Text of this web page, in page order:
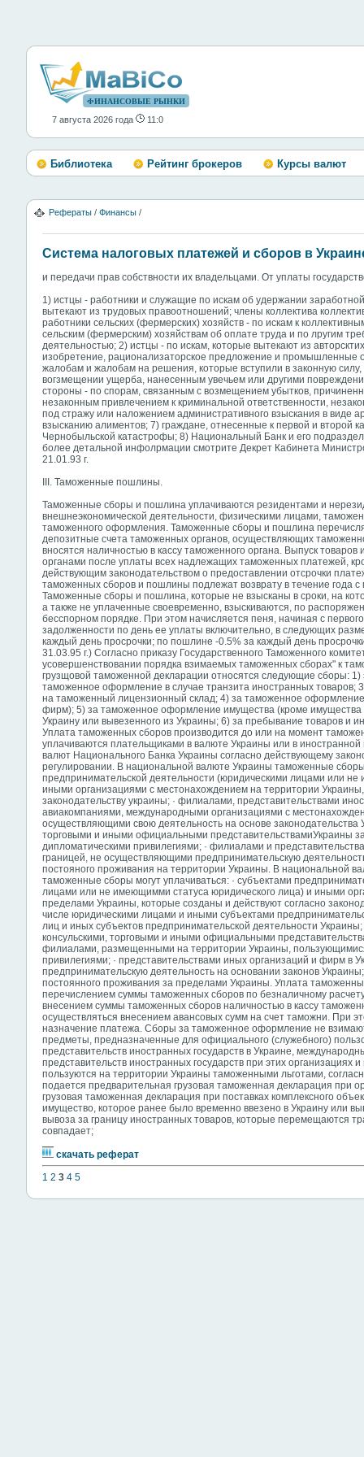
ФИНАНСОВЫЕ РЫНКИ
7 августа 2026 года 11:0
Библиотека Рейтинг брокеров Курсы валют
Рефераты / Финансы /
Система налоговых платежей и сборов в
и передачи прав собствности их владельцами. От уплаты
1) истцы - работники и служащие по искам об удержании
вытекают из трудовых правоотношений; члены коллектива
работники сельских (фермерских) хозяйств - по искам к
сельским (фермерским) хозяйствам об оплате труда и по лругим
деятельностью; 2) истцы - по искам, которые вытекают из
изобретение, рационализаторское предложение и промышленные
жалобам и жалобам на решения, которые вступили в законную
вогзмещении ущерба, нанесенным увечьем или другими
стороны - по спорам, связанным с возмещением убытков,
незаконным привлечением к криминальной ответственности,
под стражу или наложением административного взыскания в виде
взысканию алиментов; 7) граждане, отнесенные к первой и второй
Чернобыльской катастрофы; 8) Национальный Банк и его
более детальной инфолрмации смотрите Декрет Кабинета
21.01.93 г.
III. Таможенные пошлины.
Таможенные сборы и пошлина уплачиваются резидентами и
внешнеэкономической деятельности, физическими лицами,
таможенного оформления. Таможенные сборы и пошлина
депозитные счета таможенных органов, осуществляющих
вносятся наличностью в кассу таможенного органа. Выпуск
органами после уплаты всех надлежащих таможенных платежей,
действующим законодательством о предоставлении отсрочки
таможенных сборов и пошлины подлежат возврату в течение года
Таможенные сборы и пошлина, которые не взысканы в сроки, на
а также не уплаченные своевременно, взыскиваются, по
бесспорном порядке. При этом начисляется пеня, начиная с
задолженности по день ее уплаты включительно, в следующих
каждый день просрочки; по пошлине -0.5% за каждый день
31.03.95 г.) Согласно приказу Государственного Таможенного
усовершенствовании порядка взимаемых таможенных сборах" к
грузщовой таможенной декларации относятся следующие сборы:
таможенное оформление в случае транзита иностранных товаров;
на таможенный лицензионный склад; 4) за таможенное
фирм); 5) за таможенное оформление имущества (кроме
Украину или вывезенного из Украины; 6) за пребывание товаров и
Уплата таможенных сборов производится до или на момент
уплачиваются плательщиками в валюте Украины или в
валют Национального Банка Украины согласно действующему
регулировании. В национальной валюте Украины таможенные
предпринимательской деятельности (юридическими лицами или
иными организациями с местонахождением на территории
законодательству украины; · филиалами, представительствами
авиакомпаниями, международными организациями с
осуществляющими свою деятельность на основе законодательства
торговыми и иными официальными представительствамиУкраины
дипломатическими привилегиями; · филиалами и
границей, не осуществляющими предпринимательскую
постояного проживания на территории Украины. В национальной
таможенные сборы могут уплачиваться: · субъектами
лицами или не имеющимми статуса юридического лица) и иными
пределами Украины, которые созданы и действуют согласно
числе юридическими лицами и иными субъектами
лиц и иных субъектов предпринимательской деятельности
консульскими, торговыми и иными официальными
филиалами, размещенными на территории Украины,
привилегиями; · представительствами иных организаций и фирм в
предпринимательскую деятельность на основании законов
постоянного проживания за пределами Украины. Уплата
перечислением суммы таможенных сборов по безналичному
внесением суммы таможенных сборов наличностью в кассу
осуществляться внесением авансовых сумм на счет таможни. При
назначение платежа. Сборы за таможенное оформление не
предметы, предназначенные для официального (служебного)
представительств иностранных государств в Украине,
представительств иностранных государств при этих организациях
пользуются на территории Украины таможенными льготами,
подается предварительная грузовая таможенная декларация при
грузовая таможенная декларация при поставках комплексного
имущество, которое ранее было временно ввезено в Украину или
вывоза за границу иностранных товаров, которые перемещаются
совпадает;
скачать реферат
1 2 3 4 5